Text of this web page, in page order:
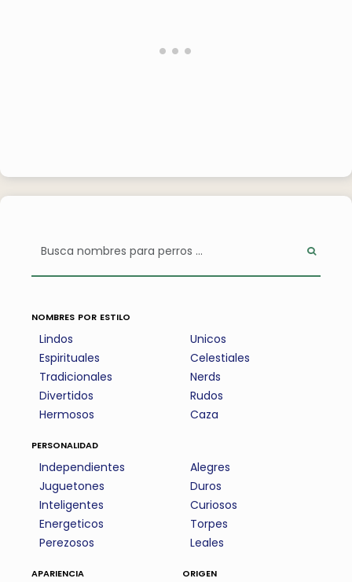
nombres por estilo
Lindos
Espirituales
Tradicionales
Divertidos
Hermosos
Unicos
Celestiales
Nerds
Rudos
Caza
personalidad
Independientes
Juguetones
Inteligentes
Energeticos
Perezosos
Alegres
Duros
Curiosos
Torpes
Leales
apariencia origen